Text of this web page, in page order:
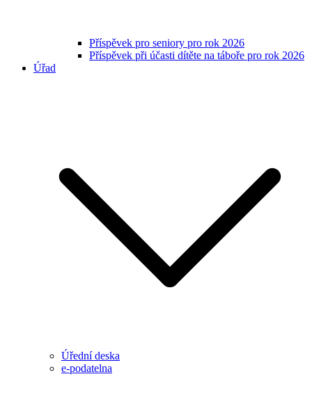
Příspěvek pro seniory pro rok 2026
Příspěvek při účasti dítěte na táboře pro rok 2026
Úřad
Úřední deska
e-podatelna